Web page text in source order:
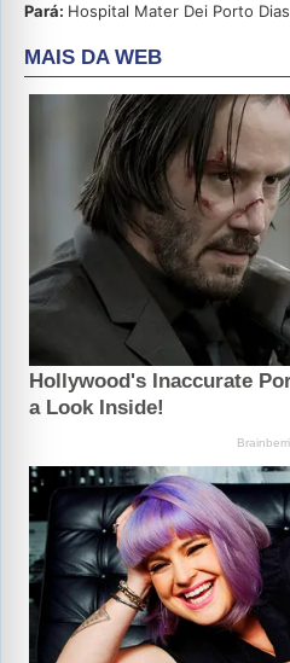
Pará: Hospital Mater Dei Porto Dias